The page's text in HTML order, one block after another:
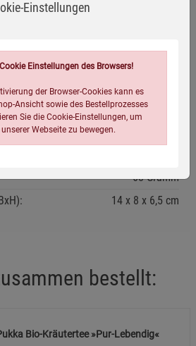
5060229014351
68 Gramm
14 8 6,5 cm
bestellt:
Bio-Kräutertee »Pur-Lebendig«
Einstellungen
Einstellungen des Browsers!
der Browser-Cookies kann es
Ansicht sowie des Bestellprozesses
Sie die Cookie-Einstellungen, um
Webseite zu bewegen.
(5)